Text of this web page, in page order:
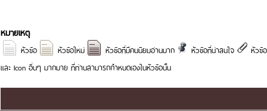
หมายเหตุ
หัวข้อ หัวข้อใหม่ หัวข้อที่มีคนนิยมอ่านมาก หัวข้อที่น่าสนใจ
หัวข้
และ Icon อื่นๆ มากมาย ที่ท่านสามารถกำหนดเองในหัวข้อนั้น